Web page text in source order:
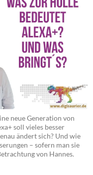
neue Generation von
soll vieles besser
ändert sich? Und wie
– sofern man sie
von Hannes.